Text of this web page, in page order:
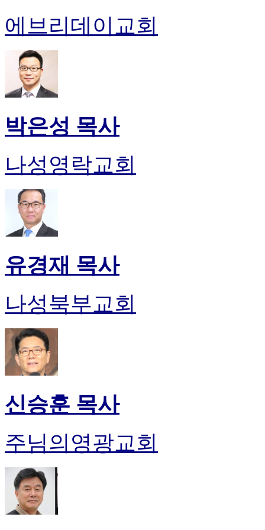
에브리데이교회
박은성 목사
나성영락교회
유경재 목사
나성북부교회
신승훈 목사
주님의영광교회